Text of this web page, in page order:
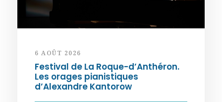
6 AOÛT 2026
Festival de La Roque-d’Anthéron.
Les orages pianistiques
d’Alexandre Kantorow